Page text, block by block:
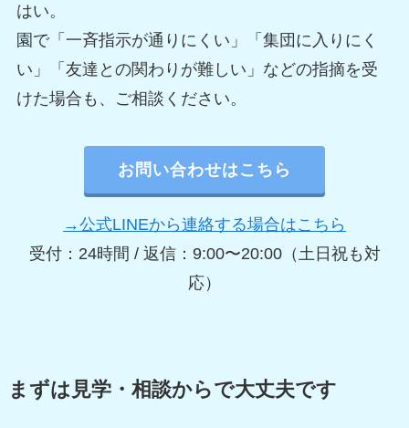
はい。
園で「一斉指示が通りにくい」「集団に入りにく
い」「友達との関わりが難しい」などの指摘を受
けた場合も、ご相談ください。
お問い合わせはこちら
→公式LINEから連絡する場合はこちら
受付：24時間 / 返信：9:00〜20:00（土日祝も対
応）
まずは見学・相談からで大丈夫です